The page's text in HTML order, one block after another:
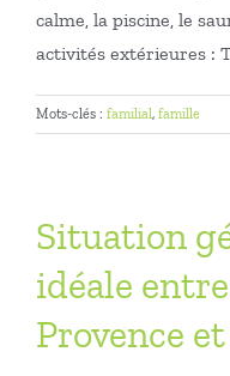
calme, la piscine, le
activités extérieures :
Mots-clés : familial, famille
Situation
idéale
Provence